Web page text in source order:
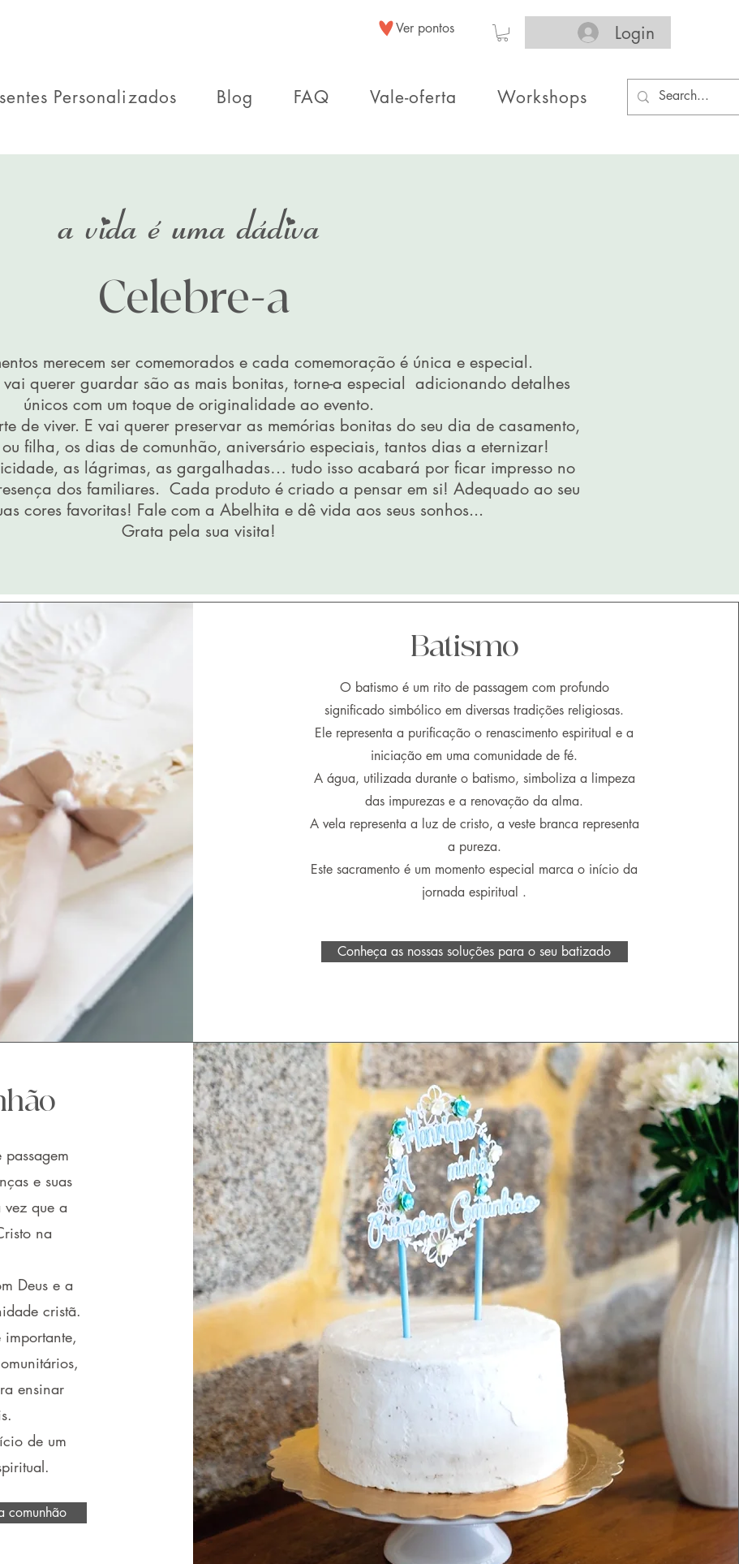
Ver pontos Login
Personalizados Blog FAQ Vale-oferta Workshops
a vida é uma dádiva
Celebre-a
merecem ser comemorados e cada comemoração é única e especial.
vai querer guardar são as mais bonitas, torne-a especial adicionando detalhes
únicos com um toque de originalidade ao evento.
de viver. E vai querer preservar as memórias bonitas do seu dia de casamento,
filha, os dias de comunhão, aniversário especiais, tantos dias a eternizar!
as lágrimas, as gargalhadas… tudo isso acabará por ficar impresso no
dos familiares. Cada produto é criado a pensar em si! Adequado ao seu
cores favoritas! Fale com a Abelhita e dê vida aos seus sonhos...
Grata pela sua visita!
Batismo
O batismo é um rito de passagem com profundo
significado simbólico em diversas tradições religiosas.
Ele representa a purificação o renascimento espiritual e a
iniciação em uma comunidade de fé.
A água, utilizada durante o batismo, simboliza a limpeza
das impurezas e a renovação da alma.
A vela representa a luz de cristo, a veste branca representa
a pureza.
Este sacramento é um momento especial marca o início da
jornada espiritual .
Conheça as nossas soluções para o seu batizado
e suas
que a
na
Deus e a
cristã.
ensinar
de um
comunhão